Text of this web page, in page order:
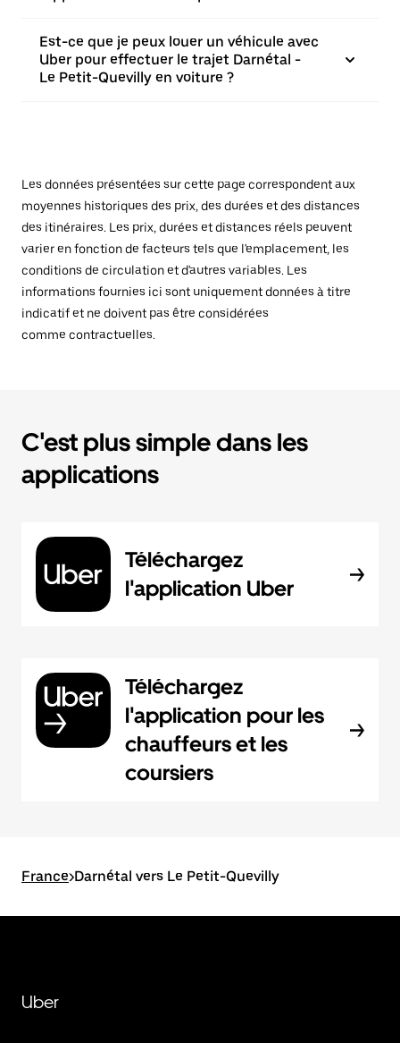
Est-ce que je peux louer un véhicule avec
Uber pour effectuer le trajet Darnétal -
Le Petit-Quevilly en voiture ?
Les données présentées sur cette page correspondent aux
moyennes historiques des prix, des durées et des distances
des itinéraires. Les prix, durées et distances réels peuvent
varier en fonction de facteurs tels que l'emplacement, les
conditions de circulation et d'autres variables. Les
informations fournies ici sont uniquement données à titre
indicatif et ne doivent pas être considérées
comme contractuelles.
C'est plus simple dans les
applications
Téléchargez
l'application Uber
Téléchargez
l'application pour les
chauffeurs et les
coursiers
France>Darnétal vers Le Petit-Quevilly
Uber